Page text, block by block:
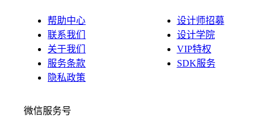
帮助中心
联系我们
关于我们
服务条款
隐私政策
设计师招募
设计学院
VIP特权
SDK服务
微信服务号